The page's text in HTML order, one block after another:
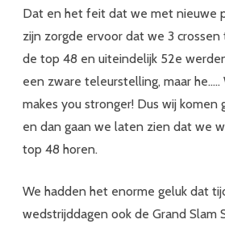
Dat en het feit dat we met nieuwe
zijn zorgde ervoor dat we 3
de top 48 en uiteindelijk 52e
een zware teleurstelling, maar he…..
makes you stronger! Dus wij komen
en dan gaan we laten zien dat we
top 48 horen.
We hadden het enorme geluk dat
wedstrijddagen ook de Grand Slam